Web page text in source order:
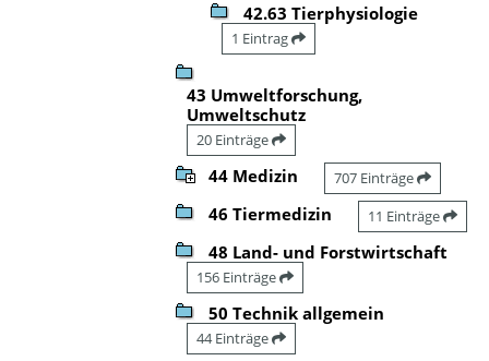
42.63 Tierphysiologie
1 Eintrag
43 Umweltforschung,
Umweltschutz
20 Einträge
44 Medizin 707 Einträge
46 Tiermedizin 11 Einträge
48 Land- und Forstwirtschaft
156 Einträge
50 Technik allgemein
44 Einträge